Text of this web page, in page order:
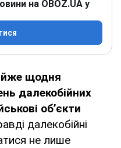
на OBOZ.UA у
щодня
далекобійних
об’єкти
далекобійні
не лише